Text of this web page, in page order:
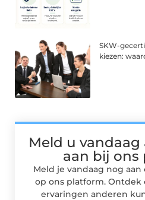
SKW-
kiezen:
Meld u
aan bij ons
Meld je vandaag nog
op ons platform. Ontdek
ervaringen anderen